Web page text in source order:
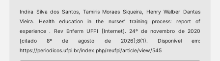
Indira Silva dos Santos, Tamiris Moraes Siqueira, Henry Walber Dantas
Vieira. Health education in the nurses’ training process: report of
experience . Rev Enferm UFPI [Internet]. 24º de novembro de 2020
[citado 8º de agosto de 2026];8(1). Disponível em:
https://periodicos.ufpi.br/index.php/reufpi/article/view/545